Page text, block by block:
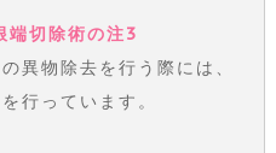
切除術の注3
異物除去を行う際には、
行っています。